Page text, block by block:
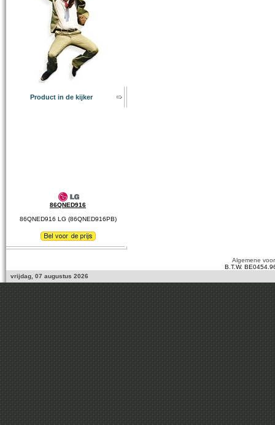
Product in de kijker
86QNED916
86QNED916 LG (86QNED916PB)
Algemene
B.T.W.
vrijdag, 07 augustus 2026